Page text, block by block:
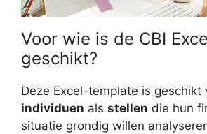
Voor wie is de CBI
geschikt?
Deze Excel-template is geschikt
individuen als stellen die hun
situatie grondig willen